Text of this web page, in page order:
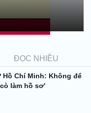
ĐỌC NHIỀU
Hồ Chí Minh: Không để
làm hồ sơ'